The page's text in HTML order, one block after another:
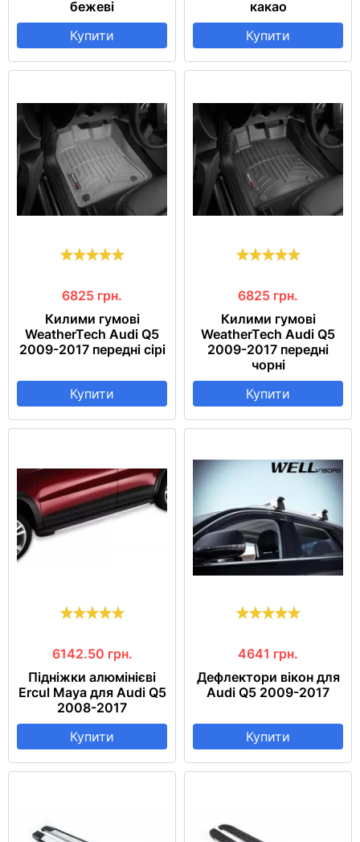
бежеві
Купити
какао
Купити
6825 грн.
Килими гумові
WeatherTech Audi Q5
2009-2017 передні сірі
Купити
6825 грн.
Килими гумові
WeatherTech Audi Q5
2009-2017 передні
чорні
Купити
6142.50 грн.
Підніжки алюмінієві
Ercul Maya для Audi Q5
2008-2017
Купити
4641 грн.
Дефлектори вікон для
Audi Q5 2009-2017
Купити